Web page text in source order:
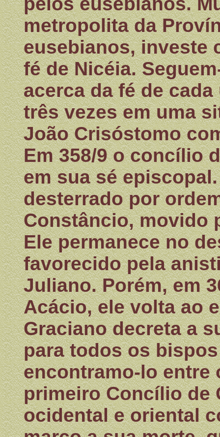
metropolita da
eusebianos, investe
fé de Nicéia.
acerca da fé de
três vezes em uma
João Crisóstomo
Em 358/9 o concílio
em sua sé
desterrado por
Constâncio, movido
Ele permanece no
favorecido pela
Juliano. Porém, em
Acácio, ele volta ao
Graciano decreta a
para todos os
encontramo-lo entre
primeiro Concílio de
ocidental e oriental